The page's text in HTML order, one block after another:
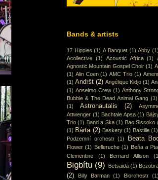
Bands & artists
17 Hippies (1) A Banquet (1) Abby (1)
Acollective (1) Acoustic Africa (1)
Agnostic Mountain Gospel Choir (1)
(1) Alin Coen (1) AMC Trio (1)
(1) Andršt (2) Angélique Kidjo (1)
(1) Anselmo Crew (1) Anthony
Bubble & The Dead Animal Gang (1)
(1)
Astronautalis (2)
Attwenger (1) Bachtale Apsa (1)
Trio (1) Band a Ska (1) Bao Sissoko
(1) Bárta (2) Baskery (1) Bastille (1)
Podzemní orchestr (1) Beata
Flower (1) Belleruche (1) Beňa a
Clementine
(1) Bernard Allison
Bigbítu (9) Betsaida (1)
(2)
Billy Barman (1) Biorchestr (1)